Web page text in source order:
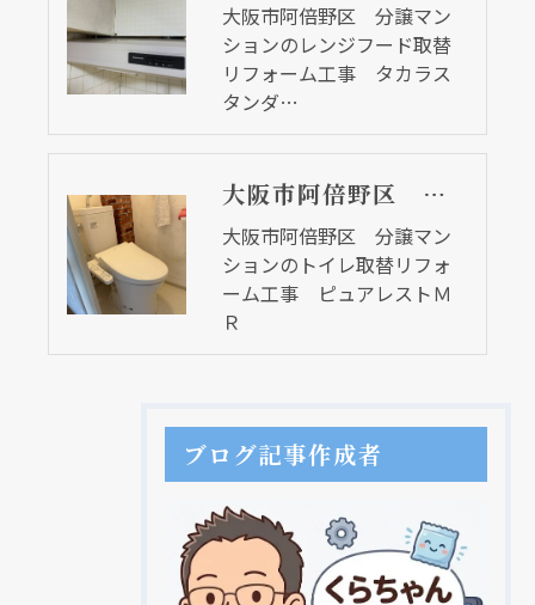
大阪市阿倍野区 分譲マン
ションのレンジフード取替
リフォーム工事 タカラス
タンダ…
大阪市阿倍野区 分譲マンションのトイレ取替リフォーム工事 ピュアレストＭＲ
大阪市阿倍野区 分譲マン
ションのトイレ取替リフォ
ーム工事 ピュアレストＭ
Ｒ
ブログ記事作成者